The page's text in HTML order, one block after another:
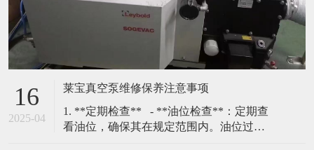
16
2025-04
莱宝真空泵维修保养注意事项
​1. **定期检查** - **油位检查**：定期查
看油位，确保其在规定范围内。油位过低